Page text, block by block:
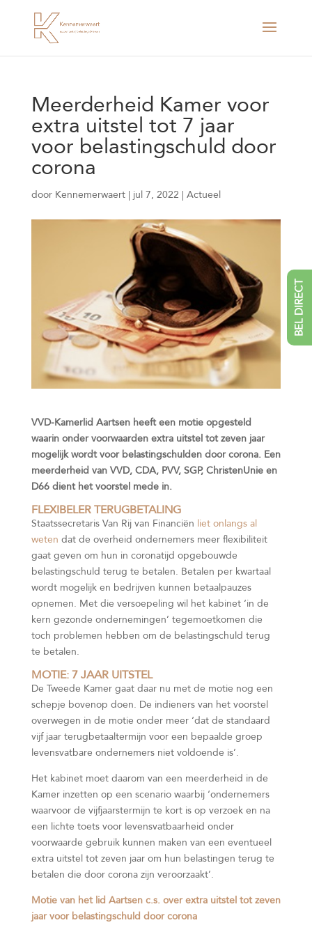
Meerderheid Kamer voor
extra uitstel tot 7 jaar
voor belastingschuld door
corona
door Kennemerwaert| jul 7, 2022 | Actueel
VVD-Kamerlid Aartsen heeft een motie opgesteld
waarin onder voorwaarden extra uitstel tot zeven jaar
mogelijk wordt voor belastingschulden door corona. Een
meerderheid van VVD, CDA, PVV, SGP, ChristenUnie en
D66 dient het voorstel mede in.
FLEXIBELER TERUGBETALING
Staatssecretaris Van Rij van Financiën liet onlangs al
weten dat de overheid ondernemers meer flexibiliteit
gaat geven om hun in coronatijd opgebouwde
belastingschuld terug te betalen. Betalen per kwartaal
wordt mogelijk en bedrijven kunnen betaalpauzes
opnemen. Met die versoepeling wil het kabinet ‘in de
kern gezonde ondernemingen’ tegemoetkomen die
toch problemen hebben om de belastingschuld terug
te betalen.
MOTIE: 7 JAAR UITSTEL
De Tweede Kamer gaat daar nu met de motie nog een
schepje bovenop doen. De indieners van het voorstel
overwegen in de motie onder meer ‘dat de standaard
vijf jaar terugbetaaltermijn voor een bepaalde groep
levensvatbare ondernemers niet voldoende is’.
Het kabinet moet daarom van een meerderheid in de
Kamer inzetten op een scenario waarbij ‘ondernemers
waarvoor de vijfjaarstermijn te kort is op verzoek en na
een lichte toets voor levensvatbaarheid onder
voorwaarde gebruik kunnen maken van een eventueel
extra uitstel tot zeven jaar om hun belastingen terug te
betalen die door corona zijn veroorzaakt’.
Motie van het lid Aartsen c.s. over extra uitstel tot zeven
jaar voor belastingschuld door corona
BEL DIRECT